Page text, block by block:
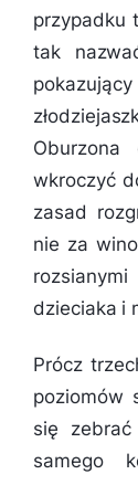
przypadku
tak
Oburzona
wkroczyć
zasad
nie za
dzieciaka i
Prócz
poziomów
się
samego